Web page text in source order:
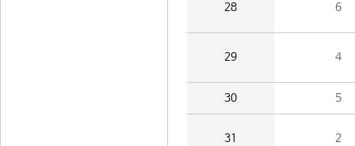
28 6
29 4
30 5
31 2